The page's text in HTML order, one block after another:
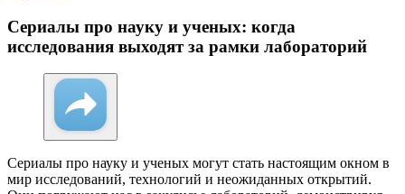
Сериалы про науку и ученых: когда
исследования выходят за рамки лабораторий
Сериалы про науку и ученых могут стать настоящим окном в
мир исследований, технологий и неожиданных открытий.